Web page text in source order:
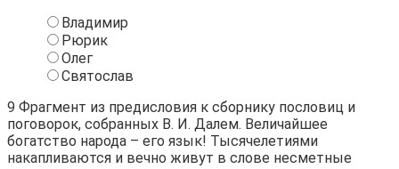
Владимир
Рюрик
Олег
Святослав
9 Фрагмент из предисловия к сборнику пословиц и
поговорок, собранных В. И. Далем. Величайшее
богатство народа – его язык! Тысячелетиями
накапливаются и вечно живут в слове несметные